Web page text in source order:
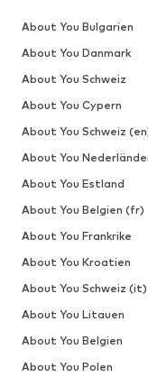
About You Bulgarien
About You Danmark
About You Schweiz
About You Cypern
About You Schweiz
About You
About You Estland
About You Belgien (fr)
About You Frankrike
About You Kroatien
About You Schweiz (it)
About You Litauen
About You Belgien
About You Polen